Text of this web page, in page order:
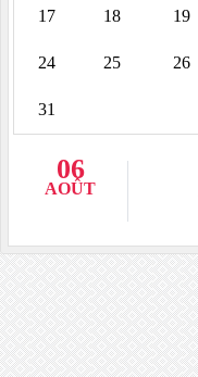
17 18 19
24 25 26
31
06
AOÛT